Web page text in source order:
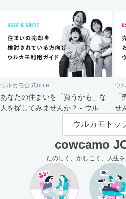
ウルカモ公式note
あなたの住まいを「買うかも」な
人を探してみませんか？ - ウルカ
ウ
せ
主
ウルカモトッ
cowcamo
たのしく、かしこく、人生